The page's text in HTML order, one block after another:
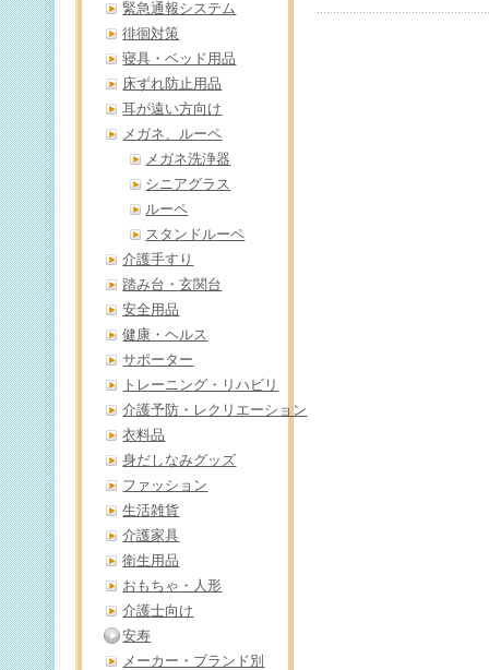
緊急通報システム
徘徊対策
寝具・ベッド用品
床ずれ防止用品
耳が遠い方向け
メガネ、ルーペ
メガネ洗浄器
シニアグラス
ルーペ
スタンドルーペ
介護手すり
踏み台・玄関台
安全用品
健康・ヘルス
サポーター
トレーニング・リハビリ
介護予防・レクリエーション
衣料品
身だしなみグッズ
ファッション
生活雑貨
介護家具
衛生用品
おもちゃ・人形
介護士向け
安寿
メーカー・ブランド別